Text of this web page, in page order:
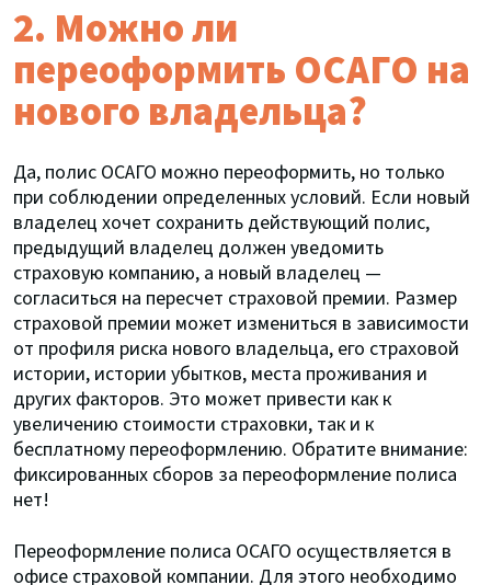
2. Можно ли
переоформить ОСАГО на
нового владельца?
Да, полис ОСАГО можно переоформить, но только
при соблюдении определенных условий. Если новый
владелец хочет сохранить действующий полис,
предыдущий владелец должен уведомить
страховую компанию, а новый владелец —
согласиться на пересчет страховой премии. Размер
страховой премии может измениться в зависимости
от профиля риска нового владельца, его страховой
истории, истории убытков, места проживания и
других факторов. Это может привести как к
увеличению стоимости страховки, так и к
бесплатному переоформлению. Обратите внимание:
фиксированных сборов за переоформление полиса
нет!
Переоформление полиса ОСАГО осуществляется в
офисе страховой компании. Для этого необходимо